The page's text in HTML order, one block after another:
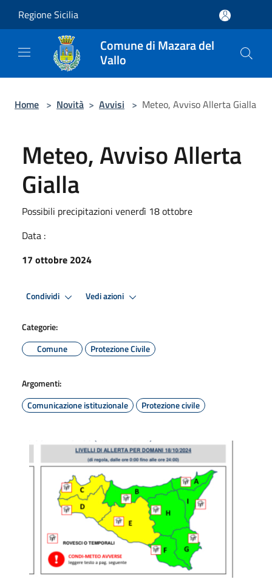
Regione Sicilia
Comune di Mazara del
Vallo
Home > Novità > Avvisi > Meteo, Avviso Allerta Gialla
Meteo, Avviso Allerta
Gialla
Possibili precipitazioni venerdì 18 ottobre
Data :
17 ottobre 2024
Condividi Vedi azioni
Categorie:
Comune
Protezione Civile
Argomenti:
Comunicazione istituzionale
Protezione civile